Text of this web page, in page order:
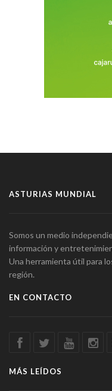
ASTURIAS MUNDIAL
Somos un medio
información y
Una herramienta útil para
región.
EN CONTACTO
MÁS LEÍDOS